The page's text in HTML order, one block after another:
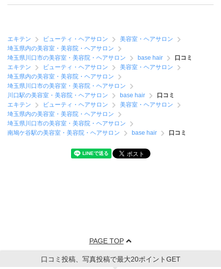
エキテン ビューティ・ヘアサロン
美容室・ヘアサロン
埼玉県内の美容室・美容院・ヘアサロン
埼玉県川口市の美容室・美容院・ヘアサロン
base hair
口コミ
エキテン
ビューティ・ヘアサロン
美容室・ヘアサロン
埼玉県内の美容室・美容院・ヘアサロン
埼玉県川口市の美容室・美容院・ヘアサロン
川口駅の美容室・美容院・ヘアサロン
base hair
口コミ
エキテン
ビューティ・ヘアサロン
美容室・ヘアサロン
埼玉県内の美容室・美容院・ヘアサロン
埼玉県川口市の美容室・美容院・ヘアサロン
南鳩ケ谷駅の美容室・美容院・ヘアサロン
base hair 口コミ
PAGE TOP
口コミ投稿、写真投稿で最大20ポイントGET